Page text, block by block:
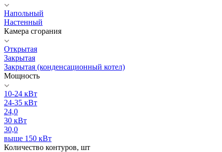
Напольный
Настенный
Камера сгорания
Открытая
Закрытая
Закрытая (конденсационный котел)
Мощность
10-24 кВт
24-35 кВт
24,0
30 кВт
30,0
выше 150 кВт
Количество контуров, шт